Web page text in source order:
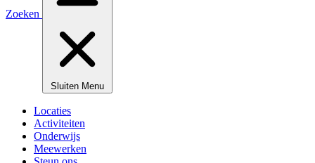
Zoeken
Sluiten Menu
Locaties
Activiteiten
Onderwijs
Meewerken